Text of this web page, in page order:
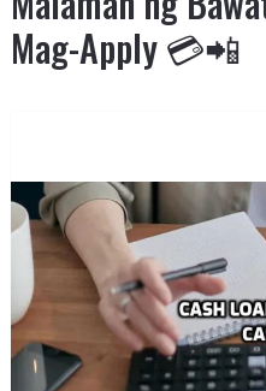
Mag-Apply 💳📲